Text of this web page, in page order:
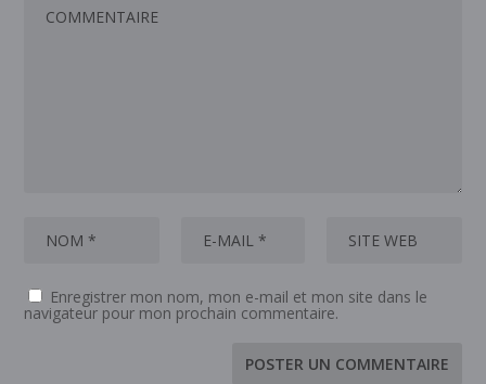
Enregistrer mon nom, mon e-mail et mon site dans le
navigateur pour mon prochain commentaire.